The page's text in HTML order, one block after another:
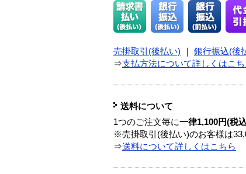
売掛取引(後払い) 銀行振込(後
⇒支払方法について詳しくはこち
送料について
1つのご注文毎に一律1,100円(税
※売掛取引(後払い)のお客様は
⇒送料について詳しくはこちら